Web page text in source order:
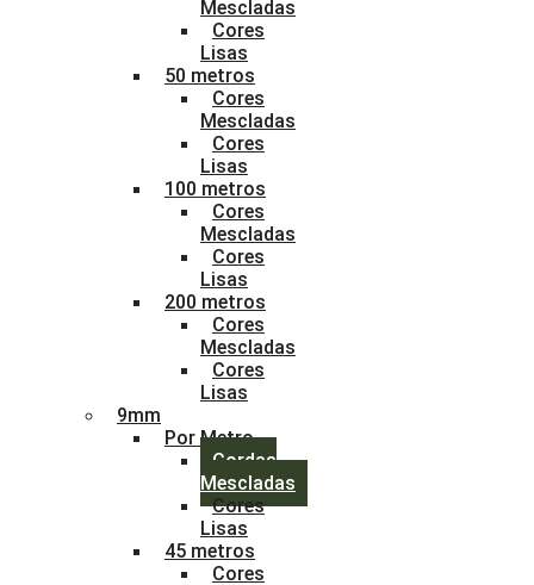
Mescladas
Cores
Lisas
50 metros
Cores
Mescladas
Cores
Lisas
100 metros
Cores
Mescladas
Cores
Lisas
200 metros
Cores
Mescladas
Cores
Lisas
9mm
Por Metro
Cordas
Mescladas
Cores
Lisas
45 metros
Cores